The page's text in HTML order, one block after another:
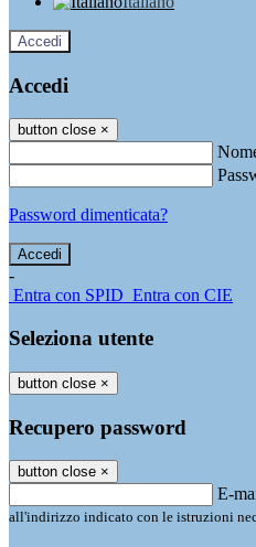
Accedi
Accedi
button close ×
Password dimenticata?
-
Entra con SPID Entra con CIE
Seleziona utente
button close ×
Recupero password
button close ×
E-
all'indirizzo indicato con le istruzioni